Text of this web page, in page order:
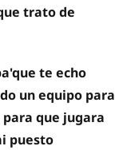
trato de
te echo
un equipo para
que jugara
puesto